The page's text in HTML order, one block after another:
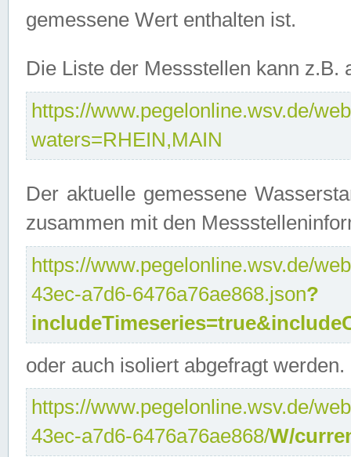
gemessene Wert enthalten ist.
Die Liste der Messstellen kann
https://www.pegelonline.wsv.de/
waters=RHEIN,MAIN
Der aktuelle gemessene
zusammen mit den
https://www.pegelonline.wsv.de/
43ec-a7d6-6476a76ae868.json?
oder auch isoliert abgefragt werden.
https://www.pegelonline.wsv.de/
43ec-a7d6-6476a76ae868/W/